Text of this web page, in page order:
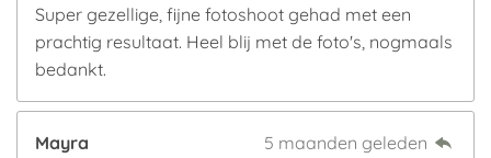
Super gezellige, fijne fotoshoot gehad met een
prachtig resultaat. Heel blij met de foto's, nogmaals
bedankt.
Mayra
5 maanden geleden